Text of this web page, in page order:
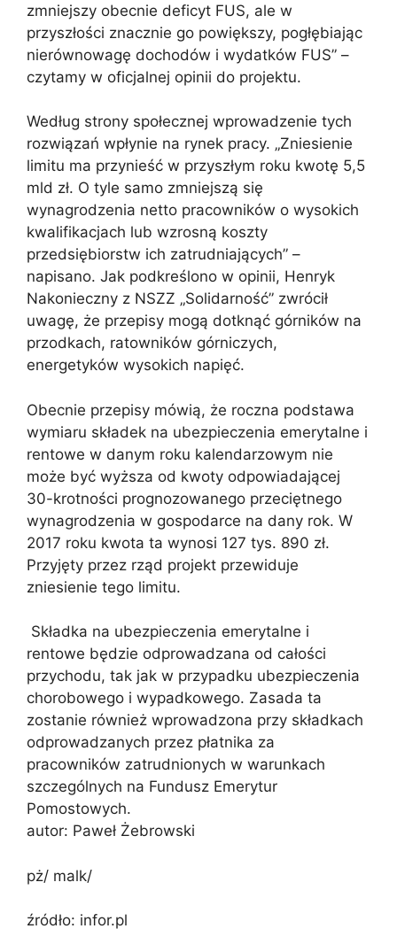
zmniejszy obecnie deficyt FUS, ale w
przyszłości znacznie go powiększy, pogłębiając
nierównowagę dochodów i wydatków FUS” –
czytamy w oficjalnej opinii do projektu.
Według strony społecznej wprowadzenie tych
rozwiązań wpłynie na rynek pracy. „Zniesienie
limitu ma przynieść w przyszłym roku kwotę 5,5
mld zł. O tyle samo zmniejszą się
wynagrodzenia netto pracowników o wysokich
kwalifikacjach lub wzrosną koszty
przedsiębiorstw ich zatrudniających” –
napisano. Jak podkreślono w opinii, Henryk
Nakonieczny z NSZZ „Solidarność” zwrócił
uwagę, że przepisy mogą dotknąć górników na
przodkach, ratowników górniczych,
energetyków wysokich napięć.
Obecnie przepisy mówią, że roczna podstawa
wymiaru składek na ubezpieczenia emerytalne i
rentowe w danym roku kalendarzowym nie
może być wyższa od kwoty odpowiadającej
30-krotności prognozowanego przeciętnego
wynagrodzenia w gospodarce na dany rok. W
2017 roku kwota ta wynosi 127 tys. 890 zł.
Przyjęty przez rząd projekt przewiduje
zniesienie tego limitu.
Składka na ubezpieczenia emerytalne i
rentowe będzie odprowadzana od całości
przychodu, tak jak w przypadku ubezpieczenia
chorobowego i wypadkowego. Zasada ta
zostanie również wprowadzona przy składkach
odprowadzanych przez płatnika za
pracowników zatrudnionych w warunkach
szczególnych na Fundusz Emerytur
Pomostowych.
autor: Paweł Żebrowski
pż/ malk/
źródło: infor.pl